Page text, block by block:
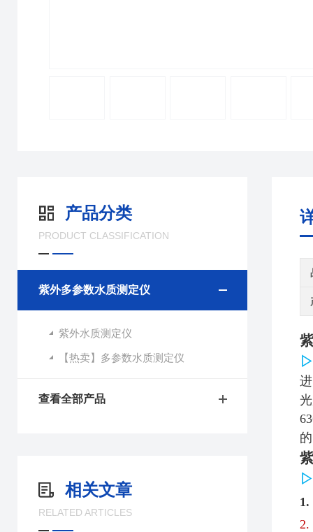
产品分类
PRODUCT CLASSIFICATION
紫外多参数水质测定仪
紫外水质测定仪
【热卖】多参数水质测定仪
查看全部产品
相关文章
RELATED ARTICLES
1.
2.